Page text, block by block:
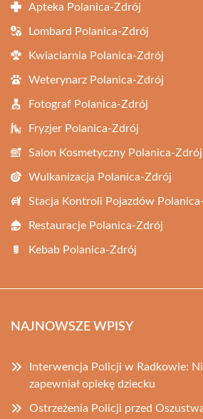
Apteka Polanica-Zdrój
Lombard Polanica-Zdrój
Kwiaciarnia Polanica-Zdrój
Weterynarz Polanica-Zdrój
Fotograf Polanica-Zdrój
Fryzjer Polanica-Zdrój
Salon Kosmetyczny Polanica-Zdrój
Wulkanizacja Polanica-Zdrój
Stacja Kontroli Pojazdów
Restauracje Polanica-Zdrój
Kebab Polanica-Zdrój
NAJNOWSZE WPISY
Interwencja Policji w Radkowie:
zapewniał opiekę dziecku
Ostrzeżenia Policji przed